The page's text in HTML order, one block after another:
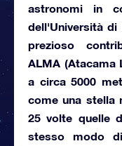
astronomi in
dell'Università di
prezioso
ALMA (Atacama
a circa 5000
come una stella
25 volte quelle
stesso modo